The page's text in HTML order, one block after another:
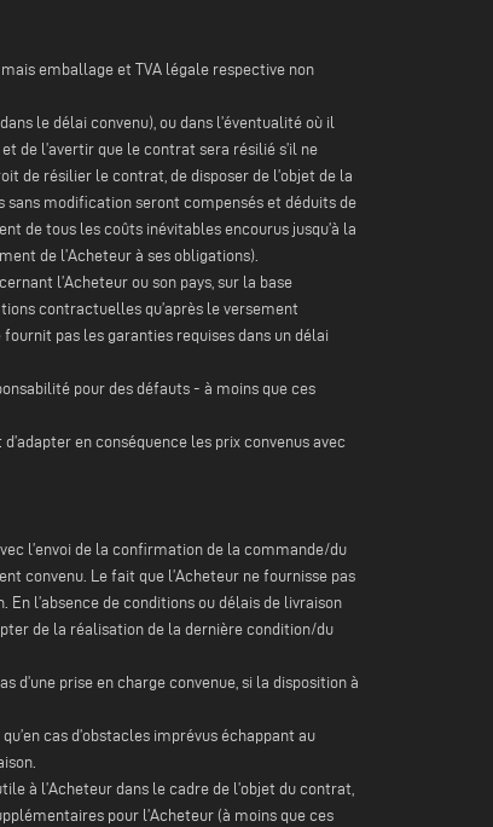
mais emballage et TVA légale respective non
le délai convenu), ou dans l’éventualité où il
de l’avertir que le contrat sera résilié s’il ne
de résilier le contrat, de disposer de l’objet de la
sans modification seront compensés et déduits de
de tous les coûts inévitables encourus jusqu’à la
de l’Acheteur à ses obligations).
l’Acheteur ou son pays, sur la base
contractuelles qu’après le versement
pas les garanties requises dans un délai
pour des défauts - à moins que ces
en conséquence les prix convenus avec
l’envoi de la confirmation de la commande/du
convenu. Le fait que l’Acheteur ne fournisse pas
l’absence de conditions ou délais de livraison
de la réalisation de la dernière condition/du
d’une prise en charge convenue, si la disposition à
cas d’obstacles imprévus échappant au
à l’Acheteur dans le cadre de l’objet du contrat,
pour l’Acheteur (à moins que ces